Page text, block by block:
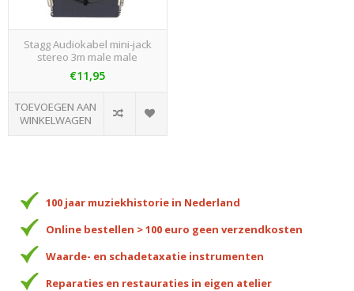
Stagg Audiokabel mini-jack
stereo 3m male male
€11,95
TOEVOEGEN AAN
WINKELWAGEN
100 jaar muziekhistorie in Nederland
Online bestellen > 100 euro geen verzendkosten
Waarde- en schadetaxatie instrumenten
Reparaties en restauraties in eigen atelier